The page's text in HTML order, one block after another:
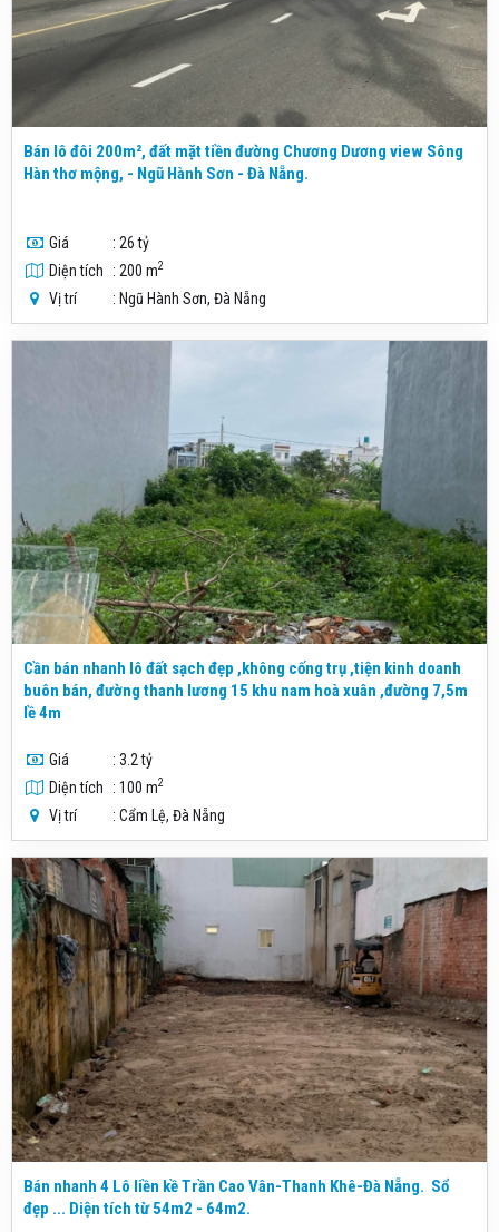
Bán lô đôi 200m², đất mặt tiền đường Chương Dương view Sông
Hàn thơ mộng, - Ngũ Hành Sơn - Đà Nẵng.
Giá
: 26 tỷ
Diện tích
: 200 m2
Vị trí : Ngũ Hành Sơn, Đà Nẵng
Cần bán nhanh lô đất sạch đẹp ,không cống trụ ,tiện kinh doanh
buôn bán, đường thanh lương 15 khu nam hoà xuân ,đường 7,5m
lề 4m
Giá
: 3.2 tỷ
Diện tích
: 100 m2
Vị trí : Cẩm Lệ, Đà Nẵng
Bán nhanh 4 Lô liền kề Trần Cao Vân-Thanh Khê-Đà Nẵng. Sổ
đẹp ... Diện tích từ 54m2 - 64m2.